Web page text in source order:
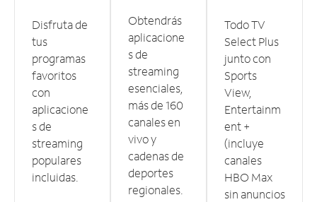
Disfruta de
tus
programas
favoritos
con
aplicacione
s de
streaming
populares
incluidas.
Obtendrás
aplicacione
s de
streaming
esenciales,
más de 160
canales en
vivo y
cadenas de
deportes
regionales.
Todo TV
Select Plus
junto con
Sports
View,
Entertainm
ent +
(incluye
canales
HBO Max
sin anuncios